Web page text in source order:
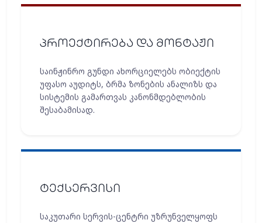
პროექტირება და მონტაჟი
საინჟინრო გუნდი ახორციელებს ობიექტის
უფასო აუდიტს, ბრმა ზონების ანალიზს და
სისტემის გამართვას კანონმდებლობის
შესაბამისად.
ტექსერვისი
საკუთარი სერვის-ცენტრი უზრუნველყოფს